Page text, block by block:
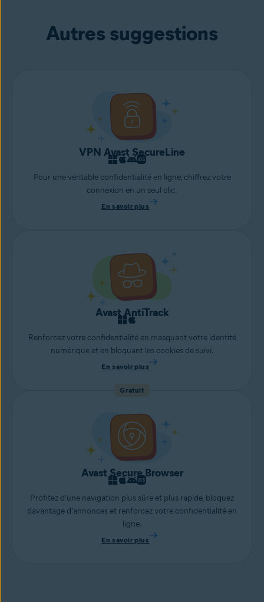
Autres suggestions
VPN Avast SecureLine
Pour une véritable confidentialité en ligne, chiffrez votre
connexion en un seul clic.
En savoir plus
Avast AntiTrack
Renforcez votre confidentialité en masquant votre identité
numérique et en bloquant les cookies de suivi.
En savoir plus
Gratuit
Avast Secure Browser
Profitez d’une navigation plus sûre et plus rapide, bloquez
davantage d’annonces et renforcez votre confidentialité en
ligne.
En savoir plus